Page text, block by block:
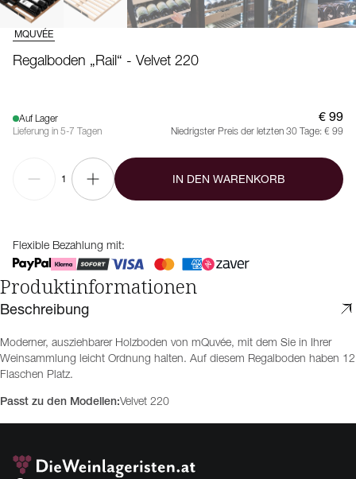
MQUVÉE
Regalboden „Rail“ - Velvet 220
Auf Lager
Lieferung in 5-7 Tagen
€ 99
Niedrigster Preis der letzten 30 Tage: € 99
1 IN DEN WARENKORB
Flexible Bezahlung mit:
Produktinformationen
Beschreibung
Moderner, ausziehbarer Holzboden von mQuvée, mit dem Sie in Ihrer
Weinsammlung leicht Ordnung halten. Auf diesem Regalboden haben 12
Flaschen Platz.
Passt zu den Modellen:Velvet 220